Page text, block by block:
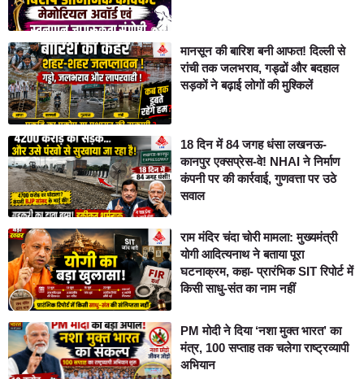
मानसून की बारिश बनी आफत! दिल्ली से
रांची तक जलभराव, गड्ढों और बदहाल
सड़कों ने बढ़ाई लोगों की मुश्किलें
18 दिन में 84 जगह धंसा लखनऊ-
कानपुर एक्सप्रेस-वे! NHAI ने निर्माण
कंपनी पर की कार्रवाई, गुणवत्ता पर उठे
सवाल
राम मंदिर चंदा चोरी मामला: मुख्यमंत्री
योगी आदित्यनाथ ने बताया पूरा
घटनाक्रम, कहा- प्रारंभिक SIT रिपोर्ट में
किसी साधु-संत का नाम नहीं
PM मोदी ने दिया ‘नशा मुक्त भारत’ का
मंत्र, 100 सप्ताह तक चलेगा राष्ट्रव्यापी
अभियान